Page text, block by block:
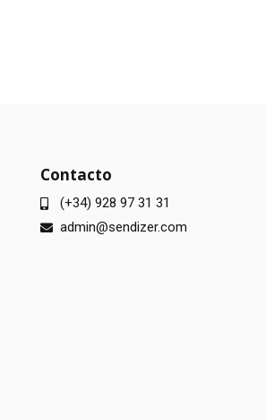
Contacto
(+34) 928 97 31 31
admin@sendizer.com